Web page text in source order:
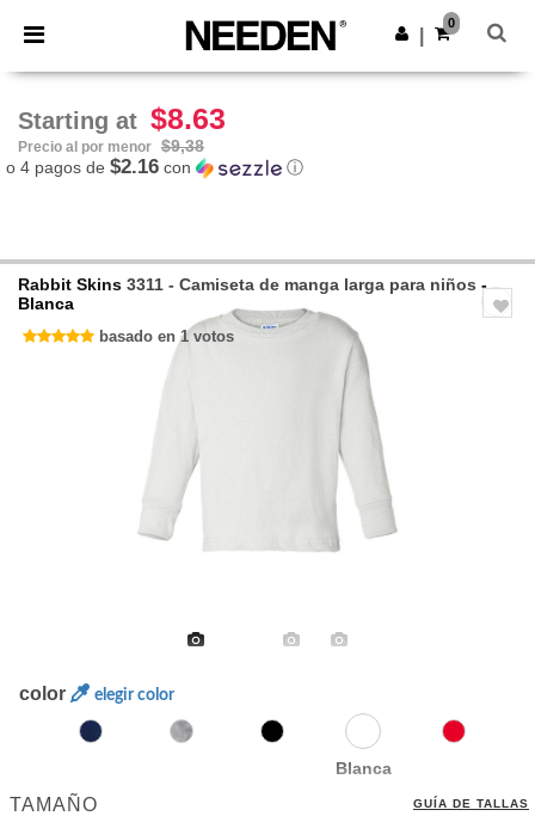
× App de Needen
¡Mejores precios en app!
Descargar app
0
Starting at $8.63
Precio al por menor $9,38
o 4 pagos de $2.16 con ⓘ
Rabbit Skins 3311 - Camiseta de manga larga para niños -
Blanca
basado en 1 votos
color elegir color
Blanca
TAMAÑO GUÍA DE TALLAS